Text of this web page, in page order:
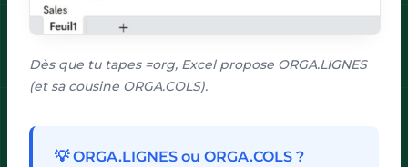
Dès que tu tapes =org, Excel propose ORGA.LIGNES
(et sa cousine ORGA.COLS).
💡 ORGA.LIGNES ou ORGA.COLS ?